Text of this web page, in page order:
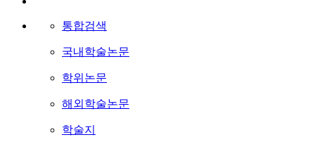
통합검색
국내학술논문
학위논문
해외학술논문
학술지